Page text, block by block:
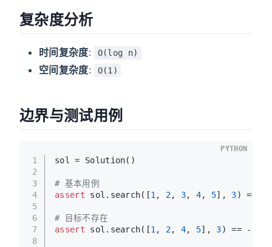
复杂度分析
时间复杂度: O(log n)
空间复杂度: O(1)
边界与测试用例
1
2
3
4
5
6
7
8
sol = Solution()
# 基本用例
assert sol.search([1, 2, 3, 4, 5], 3) ==
# 目标不存在
assert sol.search([1, 2, 4, 5], 3) == -
PYTHON